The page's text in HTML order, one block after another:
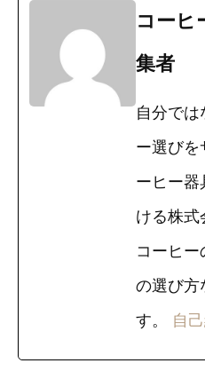
コーヒ
集者
自分では
ー選びを
ーヒー器
ける株式
コーヒー
の選び方
す。 自